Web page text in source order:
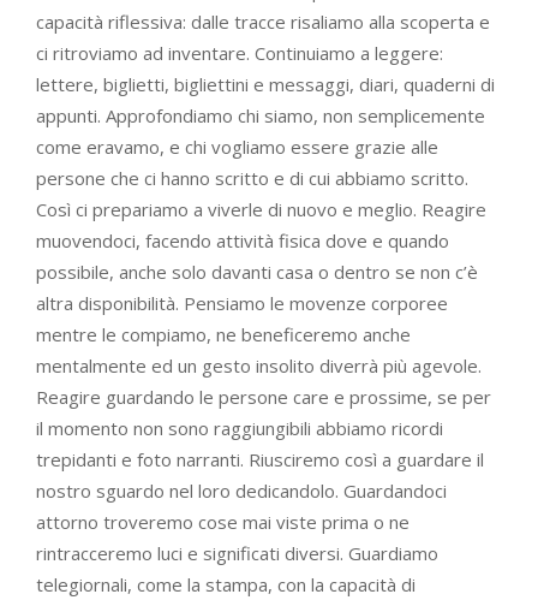
capacità riflessiva: dalle tracce risaliamo alla scoperta e
ci ritroviamo ad inventare. Continuiamo a leggere:
lettere, biglietti, bigliettini e messaggi, diari, quaderni di
appunti. Approfondiamo chi siamo, non semplicemente
come eravamo, e chi vogliamo essere grazie alle
persone che ci hanno scritto e di cui abbiamo scritto.
Così ci prepariamo a viverle di nuovo e meglio. Reagire
muovendoci, facendo attività fisica dove e quando
possibile, anche solo davanti casa o dentro se non c’è
altra disponibilità. Pensiamo le movenze corporee
mentre le compiamo, ne beneficeremo anche
mentalmente ed un gesto insolito diverrà più agevole.
Reagire guardando le persone care e prossime, se per
il momento non sono raggiungibili abbiamo ricordi
trepidanti e foto narranti. Riusciremo così a guardare il
nostro sguardo nel loro dedicandolo. Guardandoci
attorno troveremo cose mai viste prima o ne
rintracceremo luci e significati diversi. Guardiamo
telegiornali, come la stampa, con la capacità di